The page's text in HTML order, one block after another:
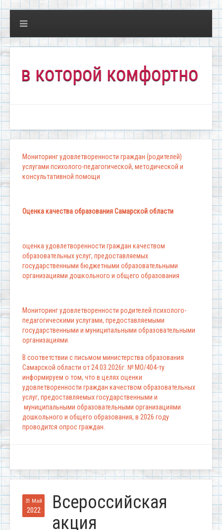
комфортно всем!"
Мониторинг удовлетворенности граждан (родителей)
услугами психолого-педагогической, методической и
консультативной помощи
Оценка качества образования Самарской области
оценка удовлетворенности граждан качеством
образовательных услуг, предоставляемых
государственными бюджетными образовательными
организациями дошкольного и общего образования
Мониторинг удовлетворенности родителей психолого-
педагогическими услугами, предоставляемыми
государственными и муниципальными образовательными
организациями.
В соответствии с письмом министерства образования
Самарской области от 24.03.2026г. № МО/404-ту
информируем о том, что в целях оценки
удовлетворенности граждан качеством образовательных
услуг, предоставляемых государственными и
муниципальными образовательными организациями
дошкольного и общего образования, в 2026 году
проводится опрос граждан.
31 Май
2022
Всероссийская
акция